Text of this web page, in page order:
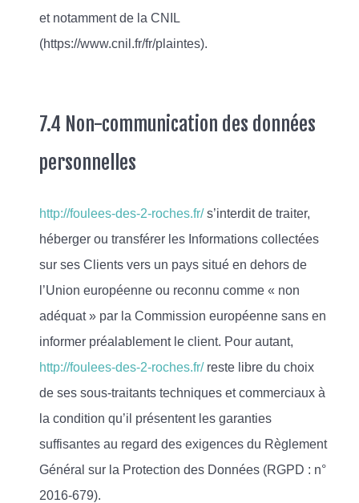
et notamment de la CNIL
(https://www.cnil.fr/fr/plaintes).
7.4 Non-communication des données
personnelles
http://foulees-des-2-roches.fr/s’interdit de traiter,
héberger ou transférer les Informations collectées
sur ses Clients vers un pays situé en dehors de
l’Union européenne ou reconnu comme « non
adéquat » par la Commission européenne sans en
informer préalablement le client. Pour autant,
http://foulees-des-2-roches.fr/reste libre du choix
de ses sous-traitants techniques et commerciaux à
la condition qu’il présentent les garanties
suffisantes au regard des exigences du Règlement
Général sur la Protection des Données (RGPD : n°
2016-679).